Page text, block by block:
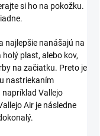
si ho na pokožku.
najlepšie nanášajú na
plast, alebo kov,
na začiatku. Preto je
nastriekaním
Vallejo
Air je následne